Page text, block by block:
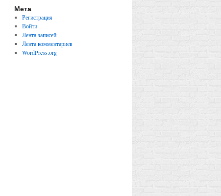
Мета
Регистрация
Войти
Лента записей
Лента комментариев
WordPress.org